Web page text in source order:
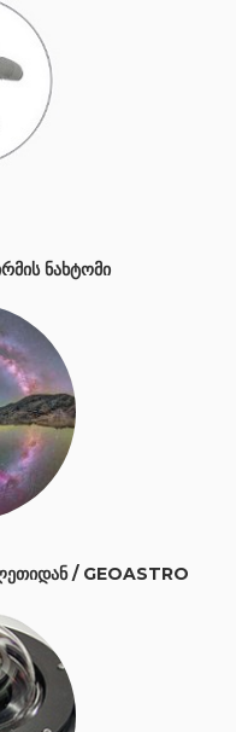
ᲜᲐᲮᲢᲝᲛᲘ
/ GEOASTRO